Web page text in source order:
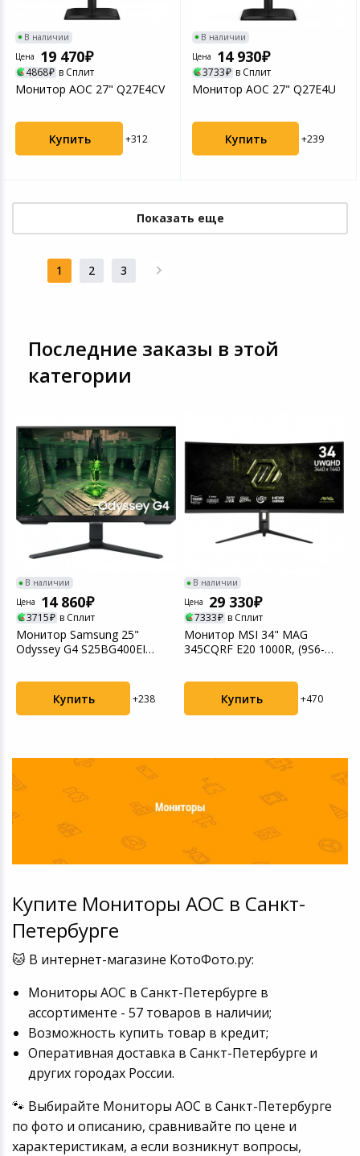
В наличии
Цена
19 470
4868 в Сплит
Монитор AOC 27" Q27E4CV
Купить +312
В наличии
Цена
14 930
3733 в Сплит
Монитор AOC 27" Q27E4U
Купить +239
Показать еще
1 2 3
Последние заказы в этой
категории
В наличии
Цена
14 860
3715 в Сплит
Монитор Samsung 25"
Odyssey G4 S25BG400EI
Купить +238
В наличии
Цена
29 330
7333 в Сплит
Монитор MSI 34" MAG
345CQRF E20 1000R, (9S6-
Купить +470
Купите Мониторы AOC в Санкт-
Петербурге
🐱 В интернет-магазине КотоФото.ру:
Мониторы AOC в Санкт-Петербурге в
ассортименте - 57 товаров в наличии;
Возможность купить товар в кредит;
Оперативная доставка в Санкт-Петербурге и
других городах России.
🐾 Выбирайте Мониторы AOC в Санкт-Петербурге
по фото и описанию, сравнивайте по цене и
характеристикам, а если возникнут вопросы,